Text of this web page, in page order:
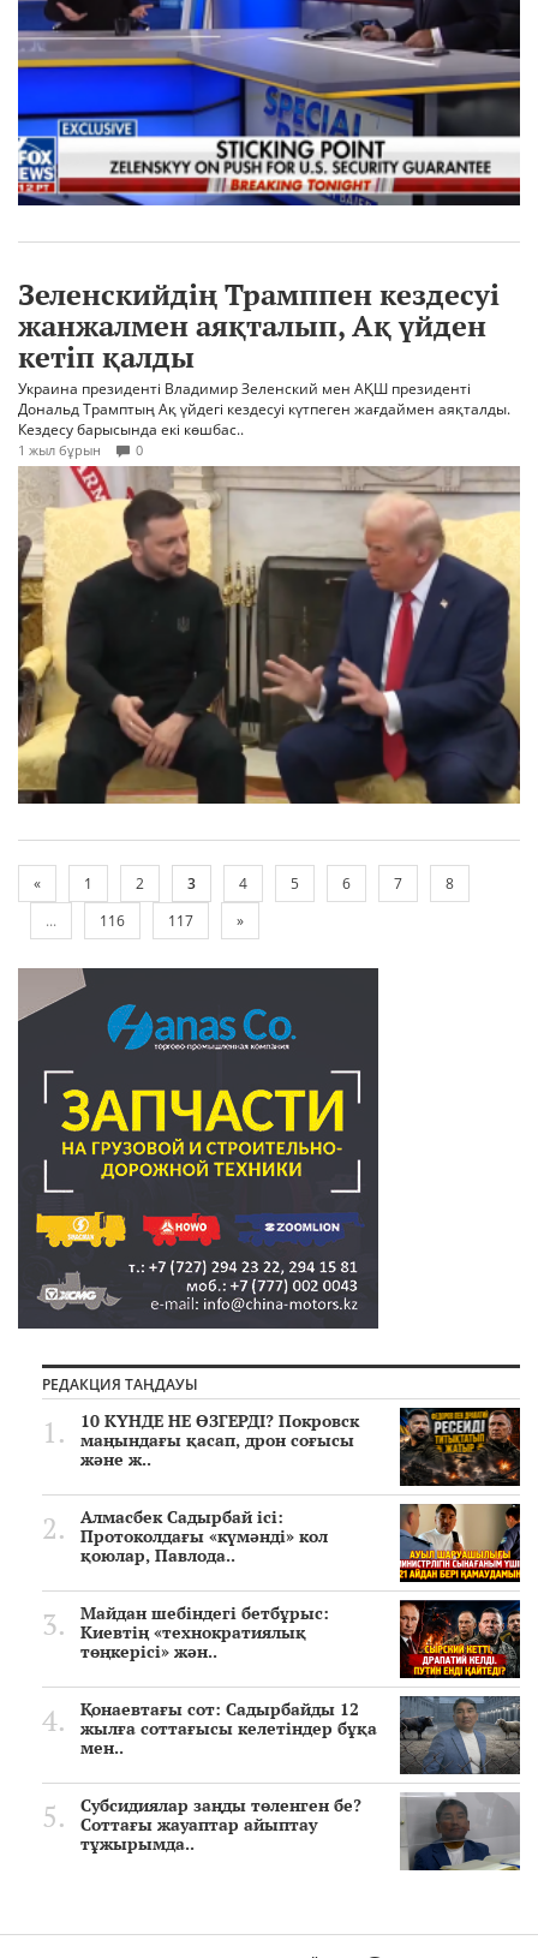
Зеленскийдің Трамппен кездесуі
жанжалмен аяқталып, Ақ үйден
кетіп қалды
Украина президенті Владимир Зеленский мен АҚШ президенті
Дональд Трамптың Ақ үйдегі кездесуі күтпеген жағдаймен аяқталды.
Кездесу барысында екі көшбас..
1 жыл бұрын 0
« 1 2 3 4 5 6 7
8
...
116 117 »
РЕДАКЦИЯ ТАҢДАУЫ
10 КҮНДЕ НЕ ӨЗГЕРДІ? Покровск
маңындағы қасап, дрон соғысы
және ж..
Алмасбек Садырбай ісі:
Протоколдағы «күмәнді» кол
қоюлар, Павлода..
Майдан шебіндегі бетбұрыс:
Киевтің «технократиялық
төңкерісі» жән..
Қонаевтағы сот: Садырбайды 12
жылға соттағысы келетіндер бұқа
мен..
Субсидиялар заңды төленген бе?
Соттағы жауаптар айыптау
тұжырымда..